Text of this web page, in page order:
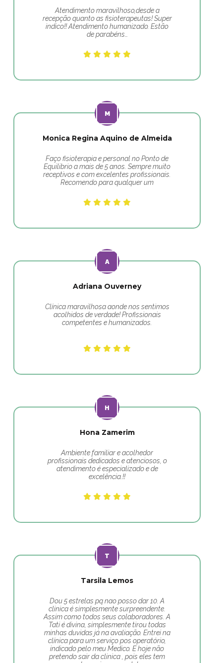
Atendimento maravilhoso,desde a
recepção quanto as fisioterapeutas! Super
indico!! Atendimento humanizado. Estão
de parabéns…
Monica Regina Aquino de Almeida
Faço fisioterapia e personal no Ponto de
Equilibrio a mais de 5 anos. Sempre muito
receptivos e com excelentes profissionais.
Recomendo para qualquer um
Adriana Ouverney
Clínica maravilhosa aonde nos sentimos
acolhidos de verdade! Profissionais
competentes e humanizados.
Hona Zamerim
Ambiente familiar e acolhedor
profissionais dedicados e atenciosos, o
atendimento é especializado e de
excelência.!!
Tarsila Lemos
Dou 5 estrelas pq nao posso dar 10. A
clinica é simplesmente surpreendente.
Assim como todos seus colaboradores. A
Tati é divina, simplesmente tirou todas
minhas duvidas já na avaliação. Entrei na
clínica para um serviço pos operatório,
indicado pelo meu Medico. E hoje não
pretendo sair da clinica , pois eles tem